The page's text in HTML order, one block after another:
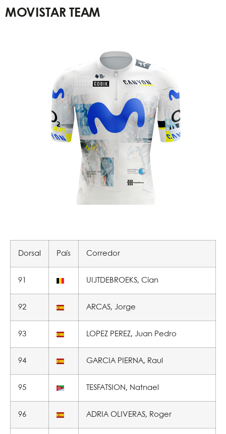
MOVISTAR TEAM
Dorsal País Corredor
91 UIJTDEBROEKS, Cian
92 ARCAS, Jorge
93 LOPEZ PEREZ, Juan Pedro
94 GARCIA PIERNA, Raul
95 TESFATSION, Natnael
96 ADRIA OLIVERAS, Roger